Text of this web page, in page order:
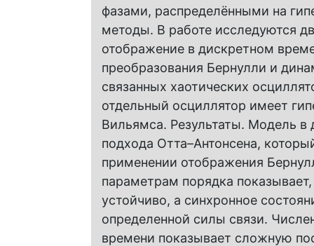
фазами, распределёнными на
методы. В работе исследуются
отображение в дискретном
преобразования Бернулли и
связанных хаотических
отдельный осциллятор имеет
Вильямса. Результаты. Модель
подхода Отта–Антонсена,
применении отображения
параметрам порядка
устойчиво, а синхронное
определенной силы связи.
времени показывает сложную